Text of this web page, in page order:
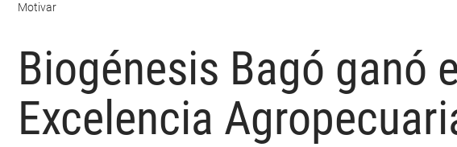
Motivar
Biogénesis Bagó ganó
Excelencia